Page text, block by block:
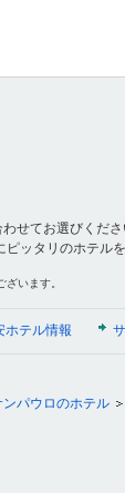
せてお選びくだ
ッタリのホテルを
います。
ホテル情報
ンパウロのホテル